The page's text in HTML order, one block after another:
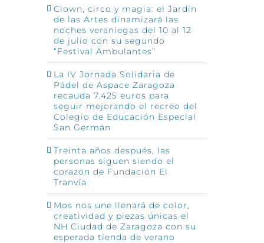
Clown, circo y magia: el Jardín
de las Artes dinamizará las
noches veraniegas del 10 al 12
de julio con su segundo
“Festival Ambulantes”
La IV Jornada Solidaria de
Pádel de Aspace Zaragoza
recauda 7.425 euros para
seguir mejorando el recreo del
Colegio de Educación Especial
San Germán
Treinta años después, las
personas siguen siendo el
corazón de Fundación El
Tranvía
Mos nos une llenará de color,
creatividad y piezas únicas el
NH Ciudad de Zaragoza con su
esperada tienda de verano